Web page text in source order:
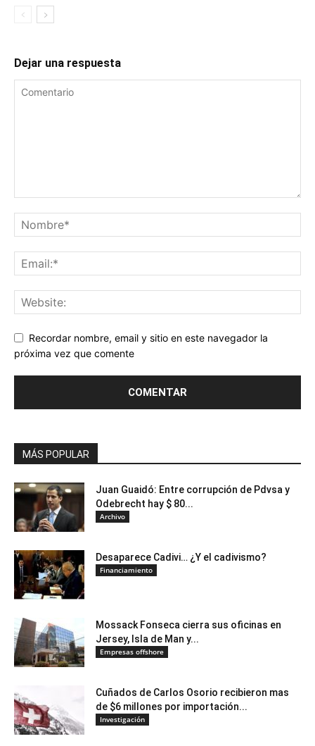
Dejar una respuesta
Recordar nombre, email y sitio en este navegador la
próxima vez que comente
MÁS POPULAR
Juan Guaidó: Entre corrupción de Pdvsa y
Odebrecht hay $ 80...
Archivo
Desaparece Cadivi… ¿Y el cadivismo?
Financiamiento
Mossack Fonseca cierra sus oficinas en
Jersey, Isla de Man y...
Empresas offshore
Cuñados de Carlos Osorio recibieron mas
de $6 millones por importación...
Investigación